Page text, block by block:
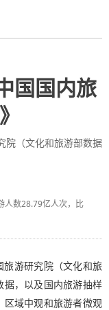
国国内旅
院（文化和旅游部数据
人数28.79亿人次，比
旅游研究院（文化和旅
据，以及国内旅游抽样
区域中观和旅游者微观